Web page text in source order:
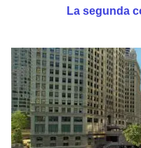
La segunda